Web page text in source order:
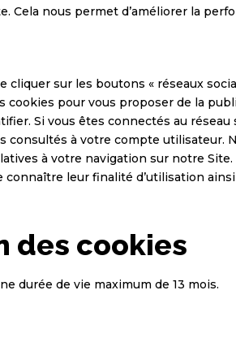
nous permet d’améliorer la
sur les boutons « réseaux
pour vous proposer de la
Si vous êtes connectés au
à votre compte utilisateur.
à votre navigation sur notre
leur finalité d’utilisation
des cookies
durée de vie maximum de 13 mois.